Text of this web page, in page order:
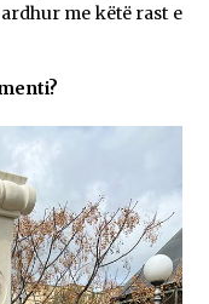
me këtë rast e